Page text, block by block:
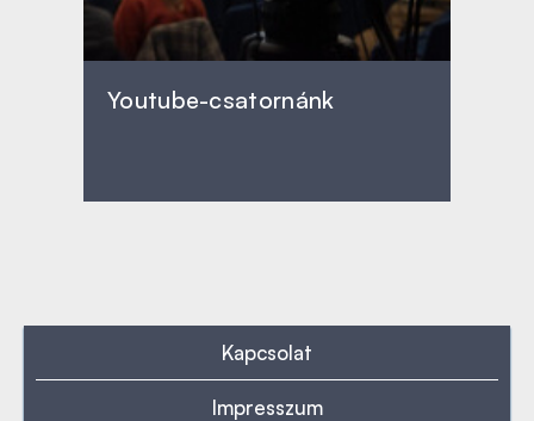
Youtube-csatornánk
Kapcsolat
Impresszum